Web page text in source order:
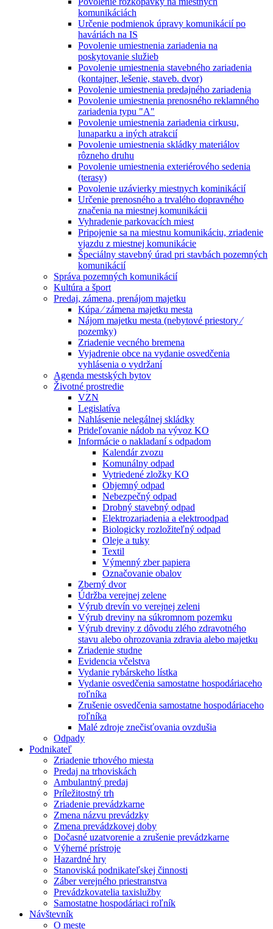
komunikáciách
Určenie podmienok úpravy komunikácií po
haváriách na IS
Povolenie umiestnenia zariadenia na
poskytovanie služieb
Povolenie umiestnenia stavebného zariadenia
(kontajner, lešenie, staveb. dvor)
Povolenie umiestnenia predajného zariadenia
Povolenie umiestnenia prenosného reklamného
zariadenia typu "A"
Povolenie umiestnenia zariadenia cirkusu,
lunaparku a iných atrakcií
Povolenie umiestnenia skládky materiálov
rôzneho druhu
Povolenie umiestnenia exteriérového sedenia
(terasy)
Povolenie uzávierky miestnych kominikácií
Určenie prenosného a trvalého dopravného
značenia na miestnej komunikácii
Vyhradenie parkovacích miest
Pripojenie sa na miestnu komunikáciu, zriadenie
vjazdu z miestnej komunikácie
Špeciálny stavebný úrad pri stavbách pozemných
komunikácií
Správa pozemných komunikácií
Kultúra a šport
Predaj, zámena, prenájom majetku
Kúpa ⁄ zámena majetku mesta
Nájom majetku mesta (nebytové priestory ⁄
pozemky)
Zriadenie vecného bremena
Vyjadrenie obce na vydanie osvedčenia
vyhlásenia o vydržaní
Agenda mestských bytov
Životné prostredie
VZN
Legislatíva
Nahlásenie nelegálnej skládky
Prideľovanie nádob na vývoz KO
Informácie o nakladaní s odpadom
Kalendár zvozu
Komunálny odpad
Vytriedené zložky KO
Objemný odpad
Nebezpečný odpad
Drobný stavebný odpad
Elektrozariadenia a elektroodpad
Biologicky rozložiteľný odpad
Oleje a tuky
Textil
Výmenný zber papiera
Označovanie obalov
Zberný dvor
Údržba verejnej zelene
Výrub drevín vo verejnej zeleni
Výrub dreviny na súkromnom pozemku
Výrub dreviny z dôvodu zlého zdravotného
stavu alebo ohrozovania zdravia alebo majetku
Zriadenie studne
Evidencia včelstva
Vydanie rybárskeho lístka
Vydanie osvedčenia samostatne hospodáriaceho
roľníka
Zrušenie osvedčenia samostatne hospodáriaceho
roľníka
Malé zdroje znečisťovania ovzdušia
Odpady
Podnikateľ
Zriadenie trhového miesta
Predaj na trhoviskách
Ambulantný predaj
Príležitostný trh
Zriadenie prevádzkarne
Zmena názvu prevádzky
Zmena prevádzkovej doby
Dočasné uzatvorenie a zrušenie prevádzkarne
Výherné prístroje
Hazardné hry
Stanoviská podnikateľskej činnosti
Záber verejného priestranstva
Prevádzkovatelia taxislužby
Samostatne hospodáriaci roľník
Návštevník
O meste